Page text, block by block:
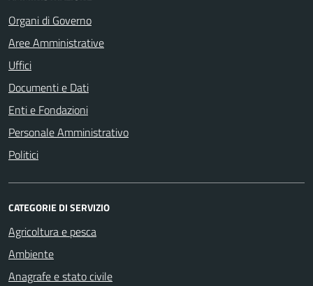
Organi di Governo
Aree Amministrative
Uffici
Documenti e Dati
Enti e Fondazioni
Personale Amministrativo
Politici
CATEGORIE DI SERVIZIO
Agricoltura e pesca
Ambiente
Anagrafe e stato civile